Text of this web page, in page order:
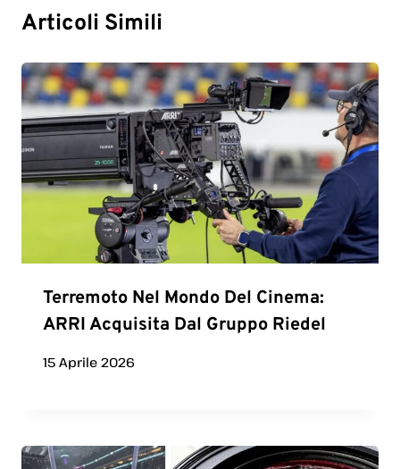
Articoli Simili
Terremoto Nel Mondo Del Cinema:
ARRI Acquisita Dal Gruppo Riedel
15 Aprile 2026